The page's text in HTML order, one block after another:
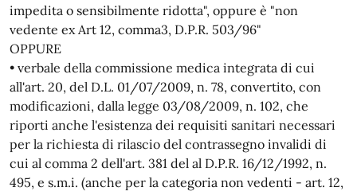
impedita o sensibilmente ridotta", oppure è "non
vedente ex Art 12, comma3, D.P.R. 503/96"
OPPURE
• verbale della commissione medica integrata di cui
all'art. 20, del D.L. 01/07/2009, n. 78, convertito, con
modificazioni, dalla legge 03/08/2009, n. 102, che
riporti anche l'esistenza dei requisiti sanitari necessari
per la richiesta di rilascio del contrassegno invalidi di
cui al comma 2 dell'art. 381 del al D.P.R. 16/12/1992, n.
495, e s.m.i. (anche per la categoria non vedenti - art. 12,